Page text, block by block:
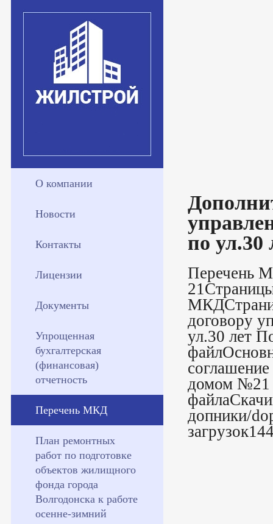
О компании
Новости
Контакты
Лицензии
Документы
Упрощенная
бухгалтерская
(финансовая)
отчетность
Перечень МКД
План ремонтных
работ по подготовке
объектов жилищного
фонда города
Волгодонска к работе
осенне-зимний
по ул.30
Перечень
договору
ул.30 лет
домом №21
допники/